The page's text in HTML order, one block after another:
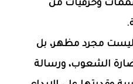
وحرفيات من
ليست مجرد مظهر، بل
الشعوب، ورسالة